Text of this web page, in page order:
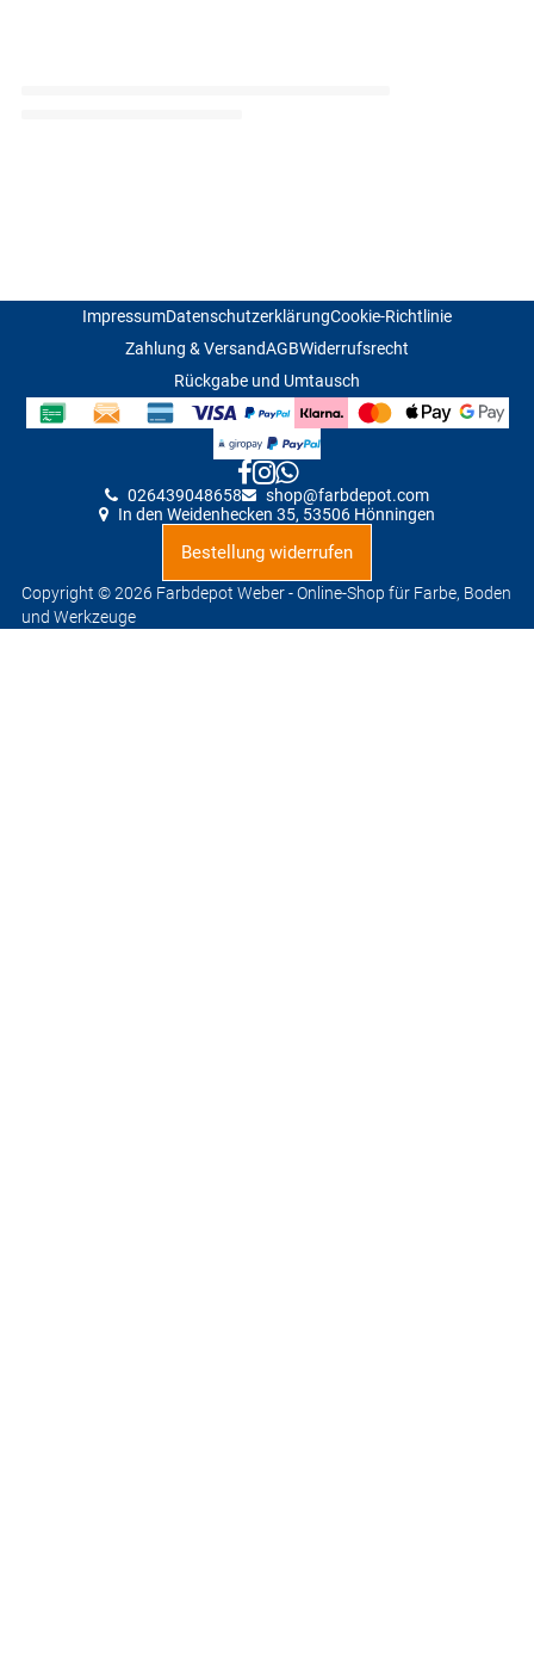
ImpressumDatenschutzerklärungCookie-Richtlinie
Zahlung & VersandAGBWiderrufsrecht
Rückgabe und Umtausch
026439048658 shop@farbdepot.com
In den Weidenhecken 35, 53506 Hönningen
Bestellung widerrufen
Copyright © 2026 Farbdepot Weber - Online-Shop für Farbe, Boden
und Werkzeuge